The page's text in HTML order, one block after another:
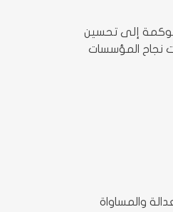
إلى تحسين
نجاح المؤسسات
والمساواة